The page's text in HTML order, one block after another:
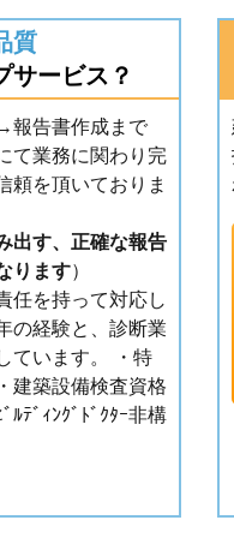
質
サービス？
告書作成まで
て業務に関わり完
頼を頂いておりま
出す、正確な報告
ります）
任を持って対応し
の経験と、診断業
ています。 ・特
建築設備検査資格
ﾃﾞｨﾝｸﾞﾄﾞｸﾀｰ非構